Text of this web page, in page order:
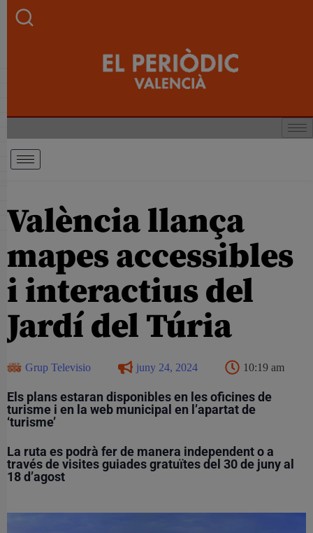
València llança
mapes accessibles
i interactius del
Jardí del Túria
Grup Televisio juny 24, 2024 10:19 am
Els plans estaran disponibles en les oficines de
turisme i en la web municipal en l’apartat de
‘turisme’
La ruta es podrà fer de manera independent o a
través de visites guiades gratuïtes del 30 de juny al
18 d’agost